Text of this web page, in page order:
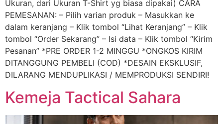
Ukuran, dari Ukuran T-Shirt yg biasa dipakai) CARA
PEMESANAN: – Pilih varian produk – Masukkan ke
dalam keranjang – Klik tombol “Lihat Keranjang” – Klik
tombol “Order Sekarang” – Isi data – Klik tombol “Kirim
Pesanan” *PRE ORDER 1-2 MINGGU *ONGKOS KIRIM
DITANGGUNG PEMBELI (COD) *DESAIN EKSKLUSIF,
DILARANG MENDUPLIKASI / MEMPRODUKSI SENDIRI!
Kemeja Tactical Sahara